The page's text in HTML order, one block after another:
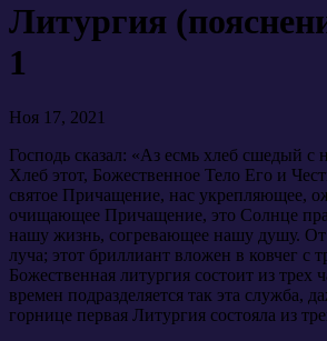
Литургия
1
Ноя 17, 2021
Господь сказал: «Аз есмь хлеб сшедый с
Хлеб этот, Божественное Тело Его и
святое Причащение, нас укрепляющее,
очищающее Причащение, это Солнце
нашу жизнь, согревающее нашу душу. От
луча; этот бриллиант вложен в ковчег с
Божественная литургия состоит из трех
времен подразделяется так эта служба,
горнице первая Литургия состояла из